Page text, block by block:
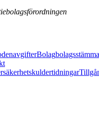
avgifterBolagbolagsstämma
säkerhetskuldertidningar